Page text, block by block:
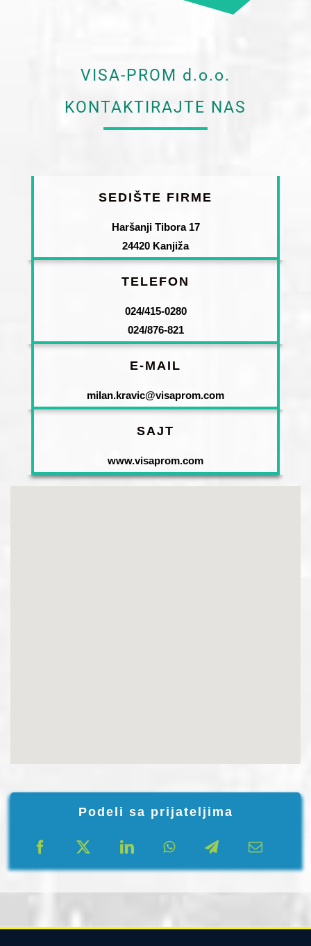
VISA-PROM d.o.o.
KONTAKTIRAJTE NAS
SEDIŠTE FIRME
Haršanji Tibora 17
24420 Kanjiža
TELEFON
024/415-0280
024/876-821
E-MAIL
milan.kravic@visaprom.com
SAJT
www.visaprom.com
Podeli sa prijateljima